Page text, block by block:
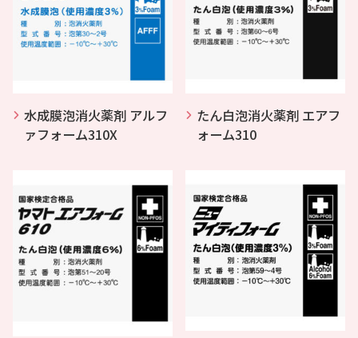
水成膜泡消火薬剤 アルフ
ァフォーム310X
たん白泡消火薬剤 エアフ
ォーム310